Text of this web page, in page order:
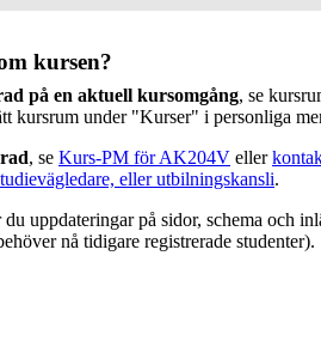
kursen?
på en aktuell kursomgång, se
kursrum under "Kurser" i personliga
, se Kurs-PM för AK204V eller
eller utbilningskansli.
uppdateringar på sidor, schema och
nå tidigare registrerade studenter).